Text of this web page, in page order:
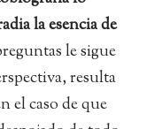
la esencia de
le sigue
resulta
el caso de que